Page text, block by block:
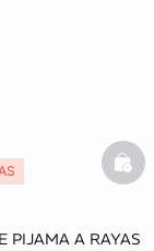
PIJAMA A RAYAS